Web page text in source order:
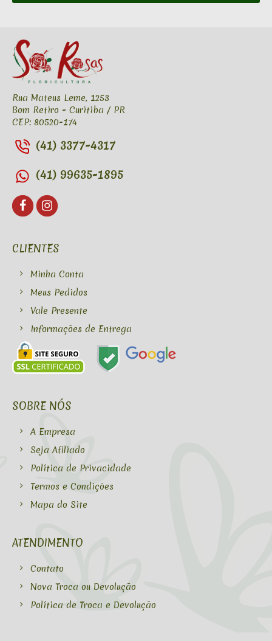
Rua Mateus Leme, 1253
Bom Retiro - Curitiba / PR
CEP: 80520-174
(41) 3377-4317
(41) 99635-1895
CLIENTES
Minha Conta
Meus Pedidos
Vale Presente
Informações de Entrega
SOBRE NÓS
A Empresa
Seja Afiliado
Política de Privacidade
Termos e Condições
Mapa do Site
ATENDIMENTO
Contato
Nova Troca ou Devolução
Política de Troca e Devolução